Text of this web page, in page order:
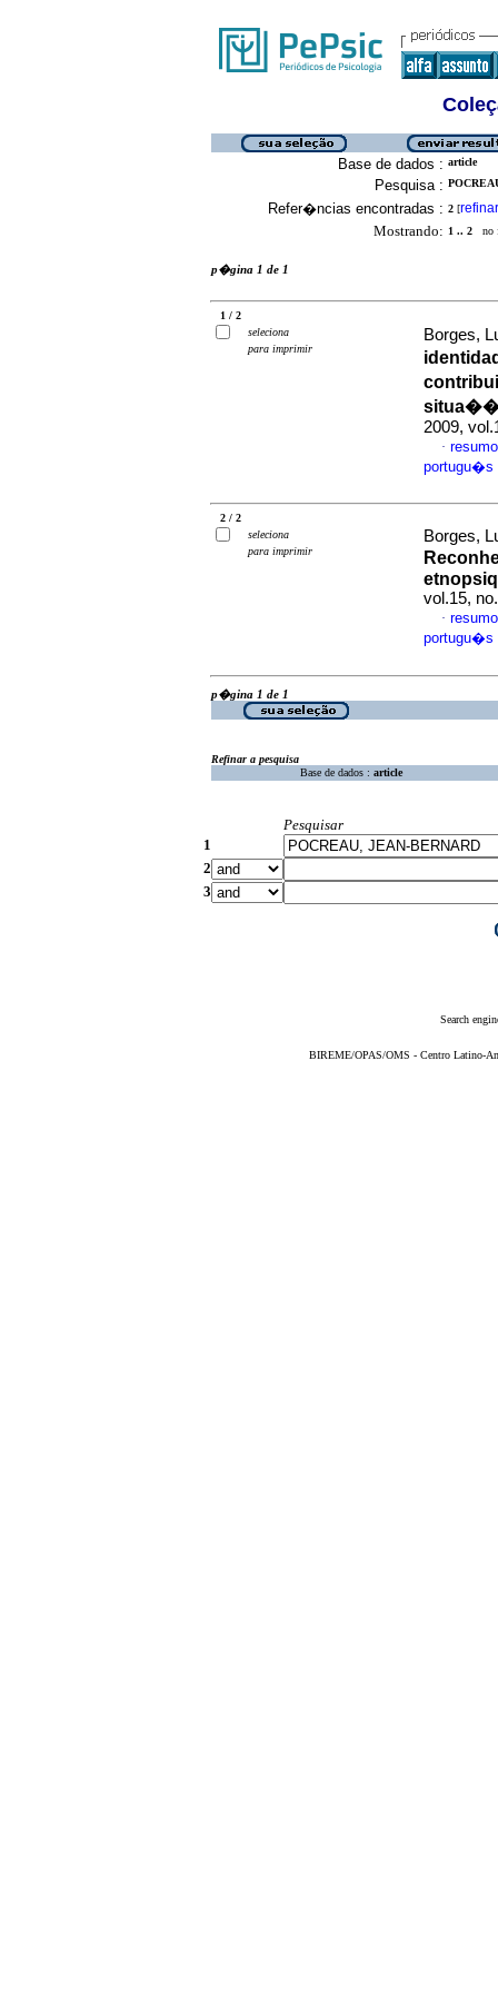
Base de dados : article
Pesquisa :
Refer�ncias encontradas : 2 [refinar
Mostrando: 1 .. 2 no
p�gina 1 de 1
1 / 2
seleciona
para imprimir
Borges,
2009,
·
portugu�s
2 / 2
seleciona
para imprimir
Borges,
vol.15,
·
portugu�s
p�gina 1 de 1
Refinar a pesquisa
Base de dados : article
Pesquisar
1
2
3
Search
BIREME/OPAS/OMS - Centro Latino-